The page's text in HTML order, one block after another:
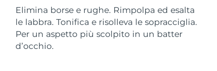
Elimina borse e rughe. Rimpolpa ed esalta
le labbra. Tonifica e risolleva le sopracciglia.
Per un aspetto più scolpito in un batter
d’occhio.
LUNA™ 4 Men
For men, anti-aging massage
BEAR™ 2 eyes & lips
Microcurrent line smoothing device
UFO™ 3 LED
issa™ 4 plus
NEW
Bulgaria Consegna stimata
Canada Consegna stimata8/14/26